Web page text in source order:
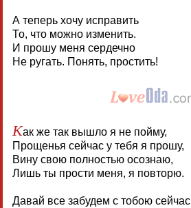
А теперь хочу исправить
То, что можно изменить.
И прошу меня сердечно
Не ругать. Понять, простить!
Как же так вышло я не пойму,
Прощенья сейчас у тебя я прошу,
Вину свою полностью осознаю,
Лишь ты прости меня, я повторю.
Давай все забудем с тобою сейчас